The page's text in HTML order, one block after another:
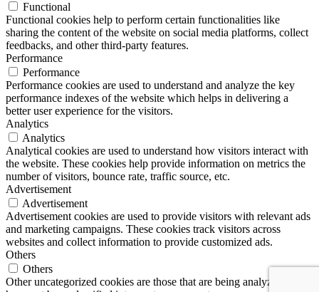
Functional
Functional cookies help to perform certain functionalities like
sharing the content of the website on social media platforms, collect
feedbacks, and other third-party features.
Performance
Performance
Performance cookies are used to understand and analyze the key
performance indexes of the website which helps in delivering a
better user experience for the visitors.
Analytics
Analytics
Analytical cookies are used to understand how visitors interact with
the website. These cookies help provide information on metrics the
number of visitors, bounce rate, traffic source, etc.
Advertisement
Advertisement
Advertisement cookies are used to provide visitors with relevant ads
and marketing campaigns. These cookies track visitors across
websites and collect information to provide customized ads.
Others
Others
Other uncategorized cookies are those that are being analyzed and